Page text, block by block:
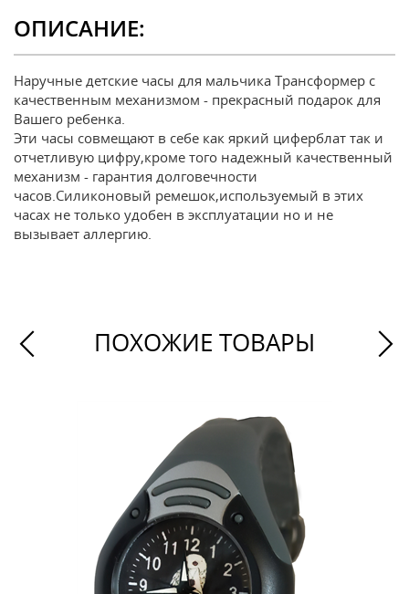
ОПИСАНИЕ:
Наручные детские часы для мальчика Трансформер с
качественным механизмом - прекрасный подарок для
Вашего ребенка.
Эти часы совмещают в себе как яркий циферблат так и
отчетливую цифру,кроме того надежный качественный
механизм - гарантия долговечности
часов.Силиконовый ремешок,используемый в этих
часах не только удобен в эксплуатации но и не
вызывает аллергию.
ПОХОЖИЕ ТОВАРЫ